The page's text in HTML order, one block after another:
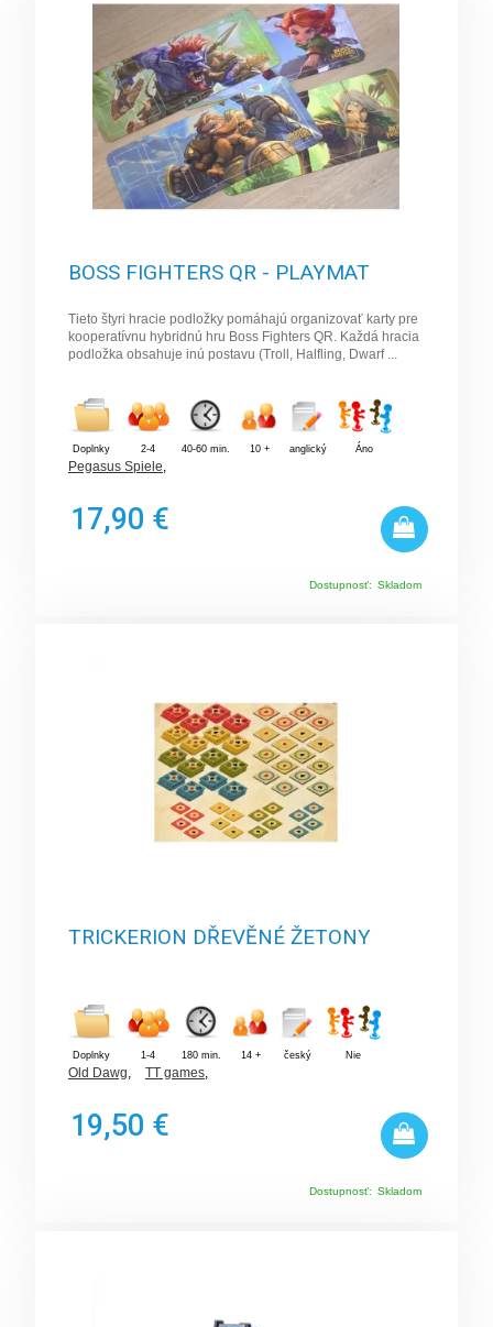
BOSS FIGHTERS QR - PLAYMAT
Tieto štyri hracie podložky pomáhajú organizovať karty pre
kooperatívnu hybridnú hru Boss Fighters QR. Každá hracia
podložka obsahuje inú postavu (Troll, Halfling, Dwarf ...
Doplnky 2-4 40-60 min. 10 + anglický Áno
Pegasus Spiele
17,90 €
Dostupnosť: Skladom
TRICKERION DŘEVĚNÉ ŽETONY
Doplnky 1-4 180 min. 14 + český Nie
Old Dawg, TT games,
19,50 €
Dostupnosť: Skladom